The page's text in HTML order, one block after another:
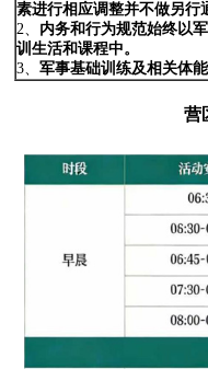
素进行相应调整并不做另行
2、 内务和行为规范始终以
训生活和课程中。
3、军事基础训练及相关体
营